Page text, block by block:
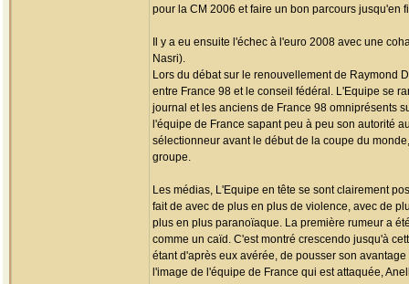
pour la CM 2006 et faire un bon parcours jusqu'en
Il y a eu ensuite l'échec à l'euro 2008 avec une
Nasri).
Lors du débat sur le renouvellement de Raymond
entre France 98 et le conseil fédéral. L'Equipe se
journal et les anciens de France 98 omniprésents
l'équipe de France sapant peu à peu son autorité
sélectionneur avant le début de la coupe du
groupe.
Les médias, L'Equipe en tête se sont clairement
fait de avec de plus en plus de violence, avec de
plus en plus paranoïaque. La première rumeur a
comme un caïd. C'est montré crescendo jusqu'à
étant d'après eux avérée, de pousser son
l'image de l'équipe de France qui est attaquée,